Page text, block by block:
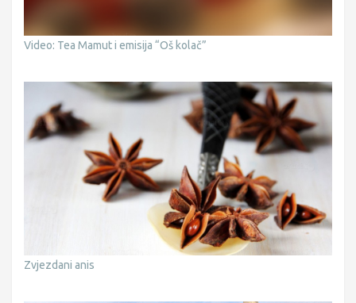
Video: Tea Mamut i emisija “Oš kolač”
Zvjezdani anis